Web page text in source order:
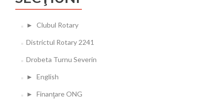
► Clubul Rotary
Districtul Rotary 2241
Drobeta Turnu Severin
► English
► Finanţare ONG